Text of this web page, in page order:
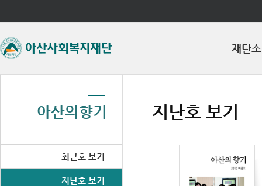
재단
아산의향기
최근호 보기
지난호 보기
지난호 보기